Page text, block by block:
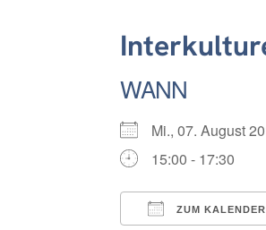
WANN
Mi., 07. August
15:00 - 17:30
ZUM